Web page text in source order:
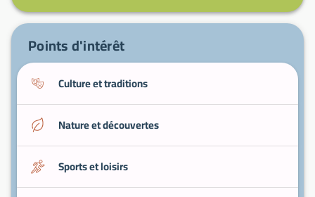
Traversées fluviales— liaisons régulières vers
Points d'intérêt
Culture et traditions
Nature et découvertes
Sports et loisirs